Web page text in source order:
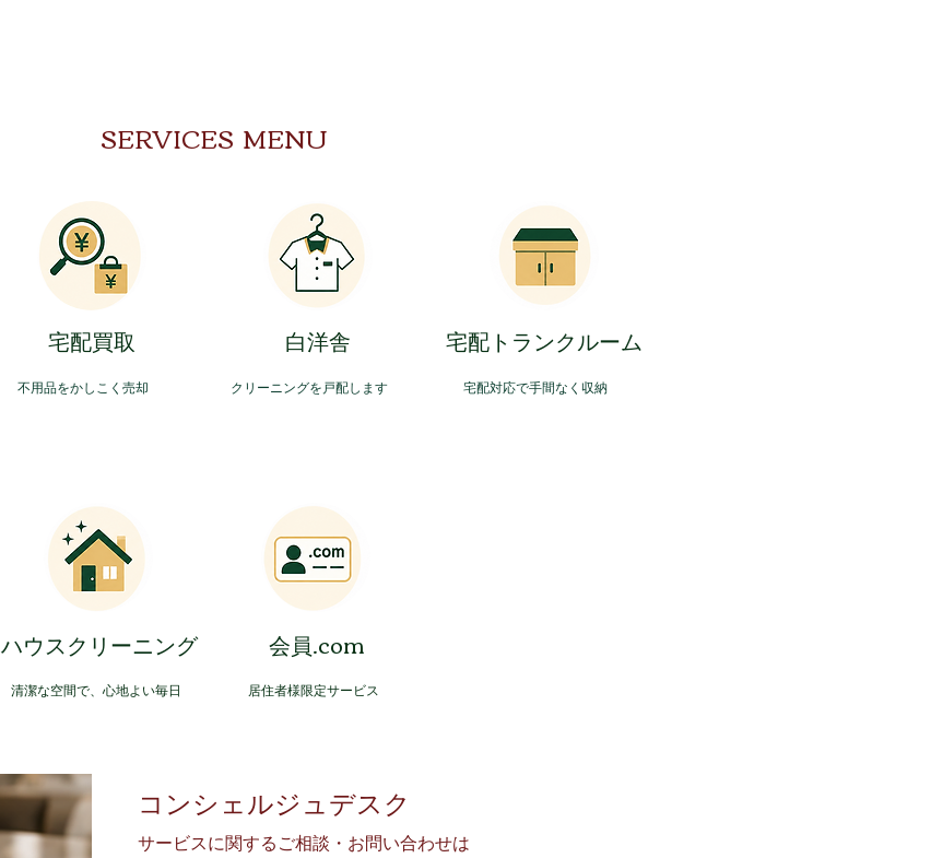
SERVICES MENU
​宅配買取
​不用品をかしこく売却
​白洋舎
​クリーニングを戸配します
​宅配トランクルーム
​宅配対応で手間なく収納
​ハウスクリーニング
​清潔な空間で、心地よい毎日
​会員.com
​居住者様限定サービス
​コンシェルジュデスク
サービスに関するご相談・お問い合わせは